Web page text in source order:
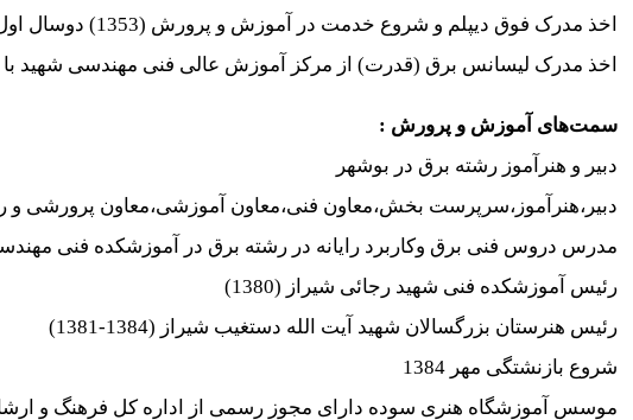
اخذ مدرک فوق دیپلم و شروع خدمت در آموزش و پرورش (1353) دوسال اول در بوشهر و بقیه در شیراز
اخذ مدرک لیسانس برق (قدرت) از مرکز آموزش عالی فنی مهندسی شهید با هنر
سمت‌های آموزش و پرورش :
دبیر و هنرآموز رشته برق در بوشهر
دبیر،هنرآموز،سرپرست بخش،معاون فنی،معاون آموزشی،معاون پرورشی و
مدرس دروس فنی برق وکاربرد رایانه در رشته برق در آموزشکده فنی مهندسی
رئیس آموزشکده فنی شهید رجائی شیراز (1380)
رئیس هنرستان بزرگسالان شهید آیت الله دستغیب شیراز (1384-1381)
شروع بازنشتگی مهر 1384
موسس آموزشگاه هنری سوده دارای مجوز رسمی از اداره کل فرهنگ و ارشاد